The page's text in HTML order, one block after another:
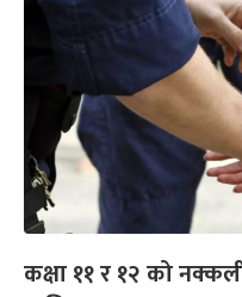
कक्षा ११ र १२ को नक्कली